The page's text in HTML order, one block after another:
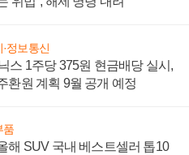
정보통신
스 1주당 375원 현금배당 실시,
환원 계획 9월 공개 예정
품
해 SUV 국내 베스트셀러 톱10